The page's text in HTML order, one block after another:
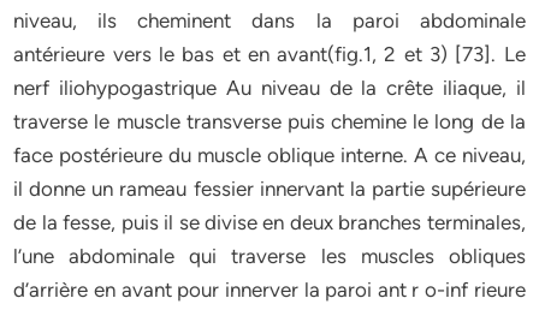
niveau, ils cheminent dans la paroi abdominale
antérieure vers le bas et en avant(fig.1, 2 et 3) [73]. Le
nerf iliohypogastrique Au niveau de la crête iliaque, il
traverse le muscle transverse puis chemine le long de la
face postérieure du muscle oblique interne. A ce niveau,
il donne un rameau fessier innervant la partie supérieure
de la fesse, puis il se divise en deux branches terminales,
l’une abdominale qui traverse les muscles obliques
d’arrière en avant pour innerver la paroi ant r o-inf rieure